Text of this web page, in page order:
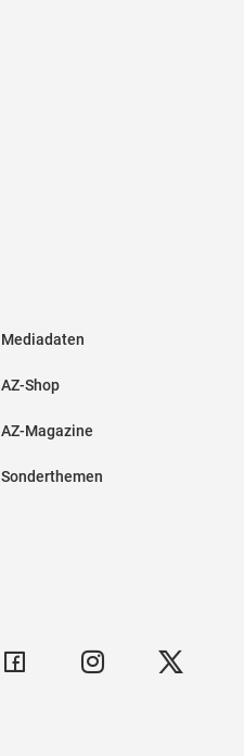
Mediadaten
AZ-Shop
AZ-Magazine
Sonderthemen